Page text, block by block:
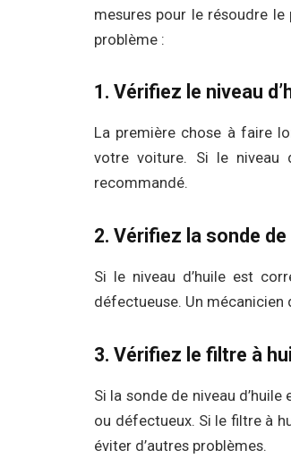
mesures pour le résoudre
problème :
1. Vérifiez le niveau
La première chose à faire
votre voiture. Si le niveau
recommandé.
2. Vérifiez la sonde de
Si le niveau d’huile est
défectueuse. Un
3. Vérifiez le filtre à
Si la sonde de niveau
ou défectueux. Si le filtre à
éviter d’autres problèmes.